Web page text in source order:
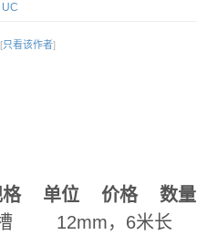
UC
只看该作者]
单位 价格 数量
12mm，6米